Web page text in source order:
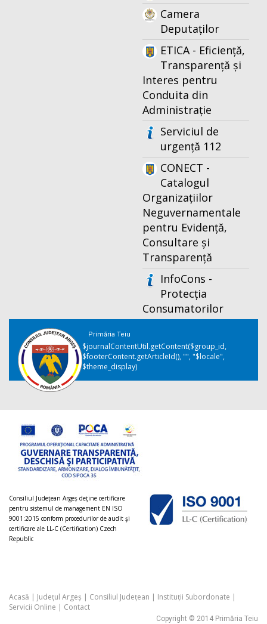
Camera
Deputaților
ETICA - Eficiență,
Transparență și
Interes pentru
Conduita din
Administrație
Serviciul de
urgență 112
CONECT -
Catalogul
Organizațiilor
Neguvernamentale
pentru Evidență,
Consultare și
Transparență
InfoCons -
Protecția
Consumatorilor
Primăria Teiu
$journalContentUtil.getContent($group_id,
$footerContent.getArticleId(), "", "$locale",
$theme_display)
Consiliul Judeţean Argeș deţine certificare
pentru sistemul de management EN ISO
9001:2015 conform procedurilor de audit şi
certificare ale LL-C (Certification) Czech
Republic
Acasă | Județul Argeș | Consiliul Județean | Instituții Subordonate |
Servicii Online | Contact
Copyright © 2014 Primăria Teiu